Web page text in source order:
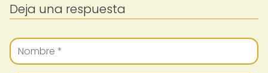
Deja una respuesta